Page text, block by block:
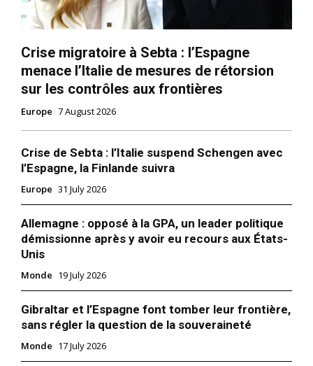
Crise migratoire à Sebta : l’Espagne
menace l’Italie de mesures de rétorsion
sur les contrôles aux frontières
Europe 7 August 2026
Crise de Sebta : l’Italie suspend Schengen avec
l’Espagne, la Finlande suivra
Europe 31 July 2026
Allemagne : opposé à la GPA, un leader politique
démissionne après y avoir eu recours aux États-
Unis
Monde 19 July 2026
Gibraltar et l’Espagne font tomber leur frontière,
sans régler la question de la souveraineté
Monde 17 July 2026